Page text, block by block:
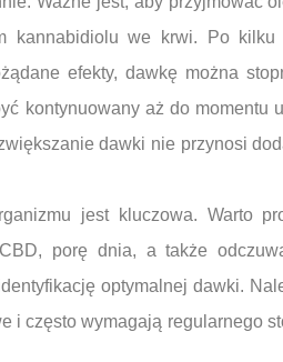
kannabidiolu we krwi. Po
efekty, dawkę można
kontynuowany aż do
dawki nie przynosi
jest kluczowa. Warto
porę dnia, a także
optymalnej dawki.
i często wymagają regularnego